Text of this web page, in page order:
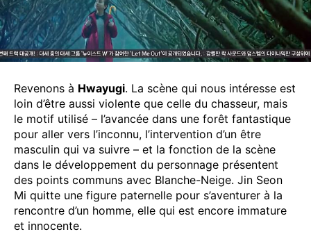
Revenons à Hwayugi. La scène qui nous intéresse est
loin d’être aussi violente que celle du chasseur, mais
le motif utilisé – l’avancée dans une forêt fantastique
pour aller vers l’inconnu, l’intervention d’un être
masculin qui va suivre – et la fonction de la scène
dans le développement du personnage présentent
des points communs avec Blanche-Neige. Jin Seon
Mi quitte une figure paternelle pour s’aventurer à la
rencontre d’un homme, elle qui est encore immature
et innocente.